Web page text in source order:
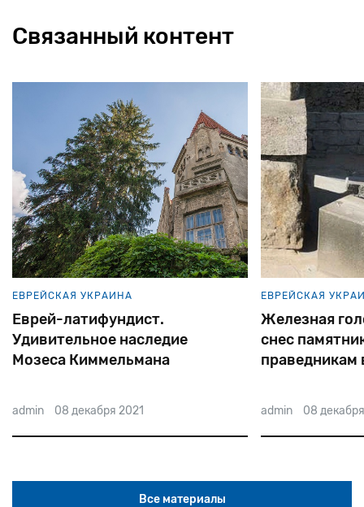
Связанный контент
ЕВРЕЙСКАЯ УКРАИНА
Еврей-латифундист.
Удивительное наследие
Мозеса Киммельмана
admin 08 декабря 2021
ЕВРЕЙСКАЯ
Железная
снес
праведникам
admin 08
Все материалы